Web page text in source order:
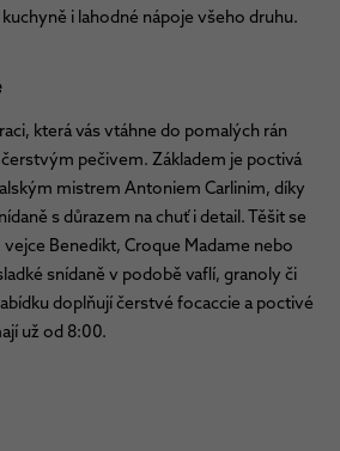
i lahodné nápoje všeho druhu.
která vás vtáhne do pomalých rán
pečivem. Základem je poctivá
mistrem Antoniem Carlinim, díky
s důrazem na chuť i detail. Těšit se
Benedikt, Croque Madame nebo
snídaně v podobě vaflí, granoly či
doplňují čerstvé focaccie a poctivé
už od 8:00.